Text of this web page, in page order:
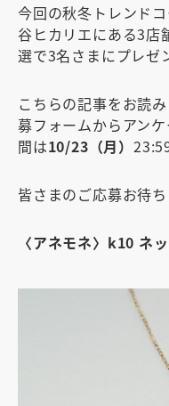
今回の秋冬トレンド
谷ヒカリエにある3店
選で3名さまにプレゼ
こちらの記事をお読
募フォームからアン
間は10/23（月）
皆さまのご応募お待ち
〈アネモネ〉k10 ネ